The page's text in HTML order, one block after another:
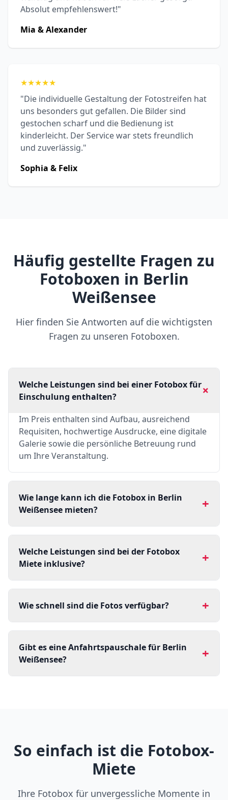
Absolut empfehlenswert!"
Mia & Alexander
★★★★★
"Die individuelle Gestaltung der Fotostreifen hat
uns besonders gut gefallen. Die Bilder sind
gestochen scharf und die Bedienung ist
kinderleicht. Der Service war stets freundlich
und zuverlässig."
Sophia & Felix
Häufig gestellte Fragen zu
Fotoboxen in Berlin
Weißensee
Hier finden Sie Antworten auf die wichtigsten
Fragen zu unseren Fotoboxen.
Welche Leistungen sind bei einer Fotobox für
Einschulung enthalten?
+
Im Preis enthalten sind Aufbau, ausreichend
Requisiten, hochwertige Ausdrucke, eine digitale
Galerie sowie die persönliche Betreuung rund
um Ihre Veranstaltung.
Wie lange kann ich die Fotobox in Berlin
Weißensee mieten?
+
Welche Leistungen sind bei der Fotobox
Miete inklusive?
+
Wie schnell sind die Fotos verfügbar? +
Gibt es eine Anfahrtspauschale für Berlin
Weißensee?
+
So einfach ist die Fotobox-
Miete
Ihre Fotobox für unvergessliche Momente in